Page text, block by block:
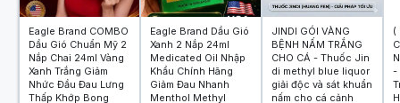
Eagle Brand COMBO
Dầu Gió Chuẩn Mỹ 2
Nắp Chai 24ml Vàng
Xanh Trắng Giảm
Nhức Đầu Đau Lưng
Thấp Khớp Bong
Eagle Brand Dầu Gió
Xanh 2 Nắp 24ml
Medicated Oil Nhập
Khẩu Chính Hãng
Giảm Đau Nhanh
Menthol Methyl
JINDI GÓI VÀNG
BỆNH NẤM TRẮNG
CHO CÁ - Thuốc Jin
di methyl blue liquor
giải độc và sát khuẩn
nấm cho cá cảnh
(
-